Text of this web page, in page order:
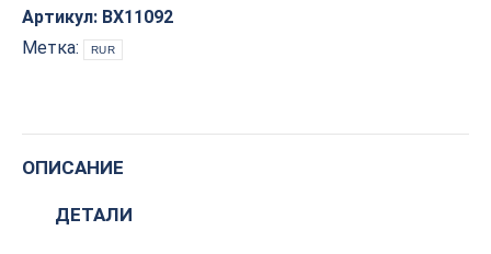
S=12
GREENCUT
BX11092
Артикул: BX11092
Метка:
RUR
ОПИСАНИЕ
ДЕТАЛИ